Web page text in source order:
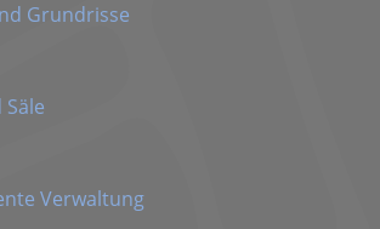
Grundrisse
Verwaltung